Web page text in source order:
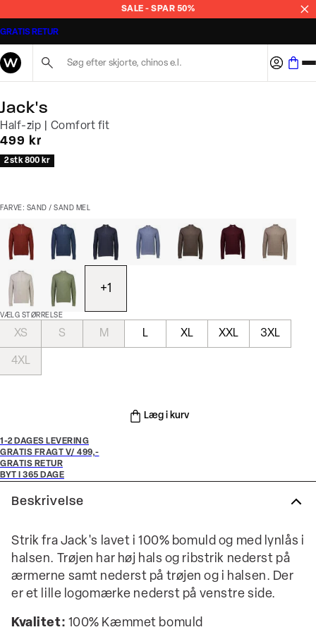
SALE - SPAR 50%
GRATIS RETUR
Jack's
Half-zip | Comfort fit
I alt (inkl. rabat)
499 kr
2 stk 800 kr
FARVE: SAND / SAND MEL
+1
VÆLG STØRRELSE
XS S M L XL XXL 3XL
4XL
Læg i kurv
1-2 DAGES LEVERING
GRATIS FRAGT V/ 499,-
GRATIS RETUR
BYT I 365 DAGE
Beskrivelse
Strik fra Jack's lavet i 100% bomuld og med lynlås i
halsen. Trøjen har høj hals og ribstrik nederst på
ærmerne samt nederst på trøjen og i halsen. Der
er et lille logomærke nederst på venstre side.
Kvalitet: 100% Kæmmet bomuld